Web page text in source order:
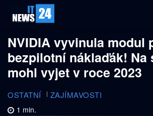
NVIDIA vyvinula modul
bezpilotní náklaďák! Na
mohl vyjet v roce 2023
OSTATNÍ ZAJÍMAVOSTI
1 min.